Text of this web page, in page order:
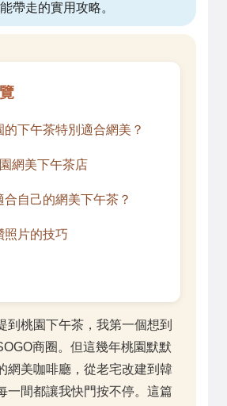
帶走的實用攻略。
的下午茶特別適合網美？
網美下午茶店
合自己的網美下午茶？
照片的技巧
到桃園下午茶，我第一個想到
商圈。但這幾年桃園默默
網美咖啡廳，從老宅改建到韓
一間都讓我快門按不停。這篇